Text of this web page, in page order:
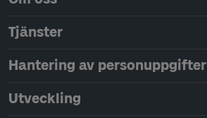
Tjänster
Hantering av personuppgifter
Utveckling